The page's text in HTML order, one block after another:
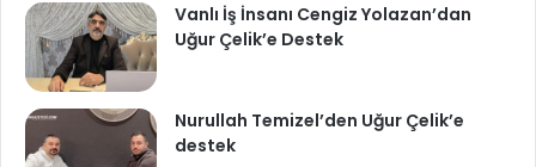
Vanlı İş İnsanı Cengiz Yolazan’dan
Uğur Çelik’e Destek
Nurullah Temizel’den Uğur Çelik’e
destek